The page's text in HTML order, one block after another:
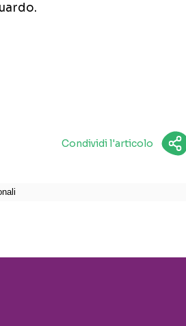
Condividi l'articolo